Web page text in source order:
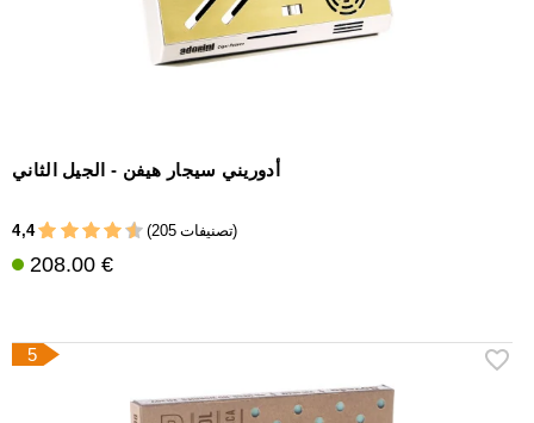
أدوريني سيجار هيفن - الجيل الثاني
4,4 (205 تصنيفات)
208.00 €
5